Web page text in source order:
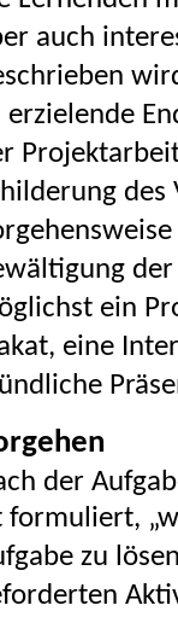
auch
erzielende
des
ein
eine
der
formuliert,
zu